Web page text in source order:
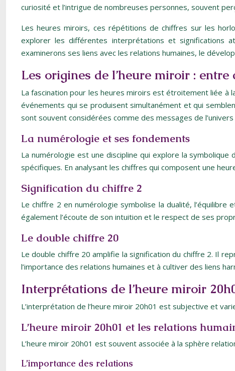
curiosité et l’intrigue de nombreuses personnes, souvent
Les heures miroirs, ces répétitions de chiffres sur les
explorer les différentes interprétations et significations
examinerons ses liens avec les relations humaines, le
Les origines de l’heure miroir :
La fascination pour les heures miroirs est étroitement liée à
événements qui se produisent simultanément et qui
sont souvent considérées comme des messages de
La numérologie et ses fondements
La numérologie est une discipline qui explore la
spécifiques. En analysant les chiffres qui composent une
Signification du chiffre 2
Le chiffre 2 en numérologie symbolise la dualité,
également l’écoute de son intuition et le respect de ses
Le double chiffre 20
Le double chiffre 20 amplifie la signification du chiffre 2. Il
l’importance des relations humaines et à cultiver des liens
Interprétations de l’heure miroir
L’interprétation de l’heure miroir 20h01 est subjective et
L’heure miroir 20h01 et les relations
L’heure miroir 20h01 est souvent associée à la sphère
L’importance des relations